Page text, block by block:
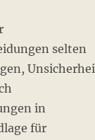
selten
in
für